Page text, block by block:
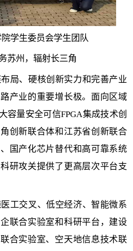
学生委员会学生团队
苏州，辐射长三角
局、硬核创新实力和完善产业
产业的重要增长极。面向区域
容量安全可信FPGA集成技术创
创新联合体和江苏省创新联合
国产化芯片替代和高可靠系统
研攻关提供了更高层次平台支
工交叉、低空经济、智能微系
联合实验室和科研平台，建设
合实验室、空天地信息技术联